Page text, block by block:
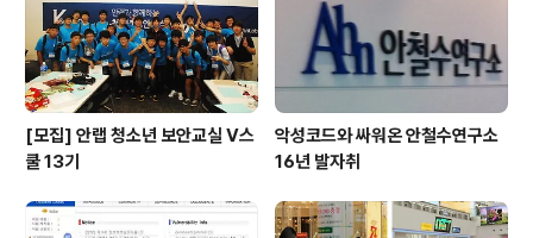
감각이 필요없다. 하지만, 현실적으로 다른 사람과의 관계
속에 사랑, 일, 싸움 등을 ..
[모집] 안랩 청소년 보안교실 V스
쿨 13기
악성코드와 싸워온 안철수연구소
16년 발자취